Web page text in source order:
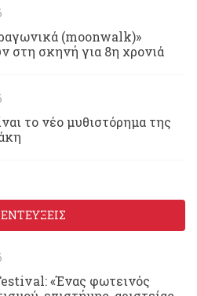
(moonwalk)»
στη σκηνή για 8η χρονιά
το νέο μυθιστόρημα της
«Ένας φωτεινός